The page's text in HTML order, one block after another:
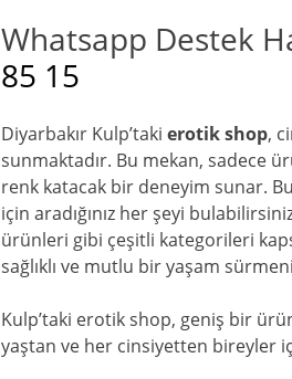
Whatsapp Destek
85 15
Diyarbakır Kulp’taki erotik shop,
sunmaktadır. Bu mekan, sadece
renk katacak bir deneyim sunar.
için aradığınız her şeyi
ürünleri gibi çeşitli kategorileri
sağlıklı ve mutlu bir yaşam
Kulp’taki erotik shop, geniş bir
yaştan ve her cinsiyetten bireyler